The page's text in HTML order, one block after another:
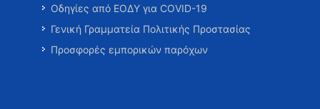
Οδηγίες από ΕΟΔΥ για COVID-19
Γενική Γραμματεία Πολιτικής Προστασίας
Προσφορές εμπορικών παρόχων